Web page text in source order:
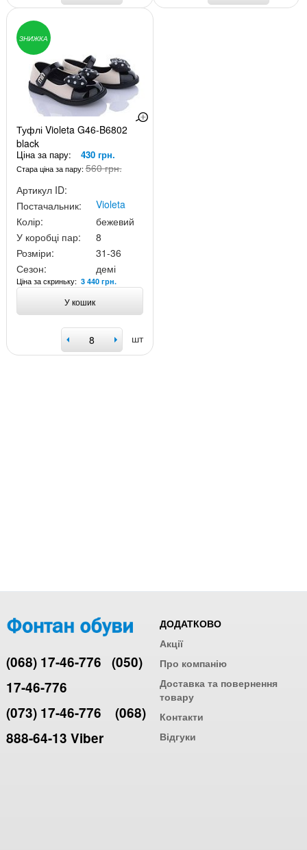
ЗНИЖКА
Туфлі Violeta G46-B6802
black
Ціна за пару: 430 грн.
Стара ціна за пару:560 грн.
Артикул ID:
Постачальник:
Violeta
Колір:
бежевий
У коробці пар:
8
Розміри:
31-36
Сезон:
демі
Ціна за скриньку: 3 440 грн.
У кошик
шт
(068) 17-46-776 (050)
17-46-776
(073) 17-46-776
(068)
888-64-13 Viber
ДОДАТКОВО
Акції
Про компанію
Доставка та повернення
товару
Контакти
Відгуки